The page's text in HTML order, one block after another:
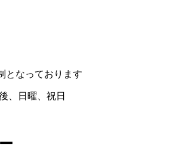
となっております
、日曜、祝日